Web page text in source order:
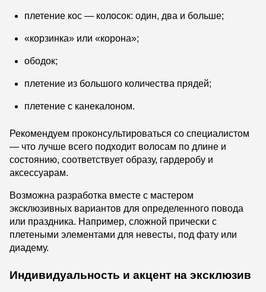
плетение кос — колосок: один, два и больше;
«корзинка» или «корона»;
ободок;
плетение из большого количества прядей;
плетение с канекалоном.
Рекомендуем проконсультироваться со специалистом
— что лучше всего подходит волосам по длине и
состоянию, соответствует образу, гардеробу и
аксессуарам.
Возможна разработка вместе с мастером
эксклюзивных вариантов для определенного повода
или праздника. Например, сложной прически с
плетеными элементами для невесты, под фату или
диадему.
Индивидуальность и акцент на эксклюзив